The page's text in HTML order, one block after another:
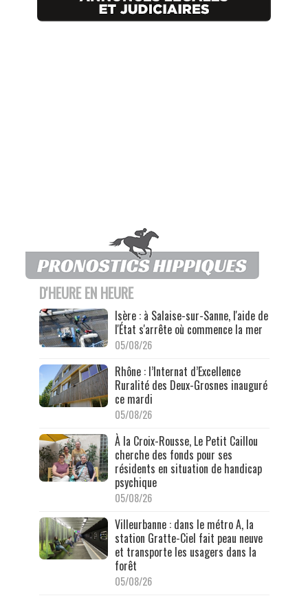
D'HEURE EN HEURE
Isère : à Salaise-sur-Sanne, l'aide de
l'État s'arrête où commence la mer
05/08/26
Rhône : l’Internat d’Excellence
Ruralité des Deux-Grosnes inauguré
ce mardi
05/08/26
À la Croix-Rousse, Le Petit Caillou
cherche des fonds pour ses
résidents en situation de handicap
psychique
05/08/26
Villeurbanne : dans le métro A, la
station Gratte-Ciel fait peau neuve
et transporte les usagers dans la
forêt
05/08/26